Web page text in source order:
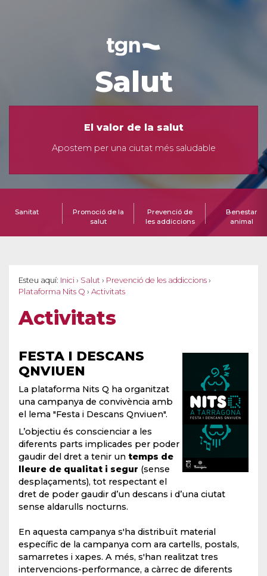
Salut
El valor de la salut
Apostem per una ciutat més saludable
Sanitat
Promoció de la
salut
Prevenció de
les addiccions
Benestar
animal
Esteu aquí: Inici › Salut › Prevenció de les addiccions ›
Plataforma Nits Q › Activitats
Activitats
FESTA I DESCANS
QNVIUEN
La plataforma Nits Q ha organitzat
una campanya de convivència amb
el lema "Festa i Descans Qnviuen".
L’objectiu és conscienciar a les
diferents parts implicades per poder
gaudir del dret a tenir un temps de
lleure de qualitat i segur (sense
desplaçaments), tot respectant el
dret de poder gaudir d’un descans i d’una ciutat
sense aldarulls nocturns.
En aquesta campanya s'ha distribuït material
específic de la campanya com ara cartells, postals,
samarretes i xapes. A més, s'han realitzat tres
intervencions-performance, a càrrec de diferents